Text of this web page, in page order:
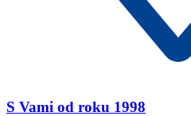
S Vami od roku 1998